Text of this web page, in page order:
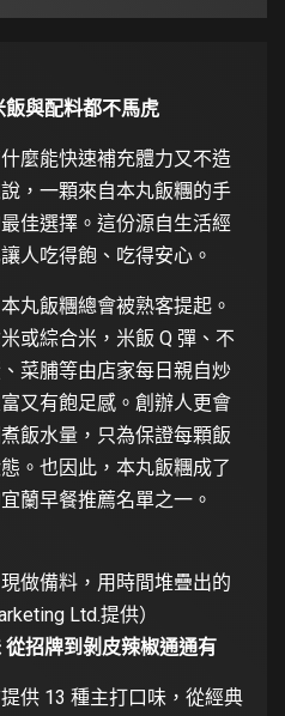
與配料都不馬虎
麼能快速補充體力又不造
，一顆來自本丸飯糰的手
佳選擇。這份源自生活經
人吃得飽、吃得安心。
丸飯糰總會被熟客提起。
或綜合米，米飯 Q 彈、不
菜脯等由店家每日親自炒
又有飽足感。創辦人更會
飯水量，只為保證每顆飯
。也因此，本丸飯糰成了
蘭早餐推薦名單之一。
做備料，用時間堆疊出的
Ltd.提供）
招牌到剝皮辣椒通通有
供 13 種主打口味，從經典